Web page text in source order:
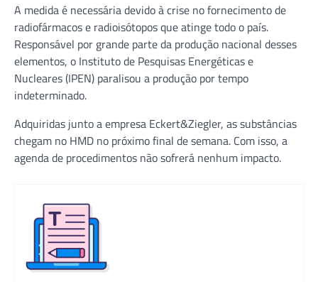
A medida é necessária devido à crise no fornecimento de
radiofármacos e radioisótopos que atinge todo o país.
Responsável por grande parte da produção nacional desses
elementos, o Instituto de Pesquisas Energéticas e
Nucleares (IPEN) paralisou a produção por tempo
indeterminado.
Adquiridas junto a empresa Eckert&Ziegler, as substâncias
chegam no HMD no próximo final de semana. Com isso, a
agenda de procedimentos não sofrerá nenhum impacto.